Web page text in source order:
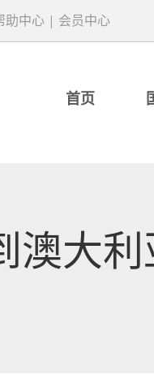
助中心 | 会员中心
首页
澳大